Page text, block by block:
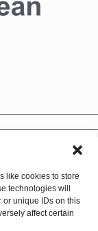
like cookies to store
technologies will
or unique IDs on this
affect certain
updates. Sign